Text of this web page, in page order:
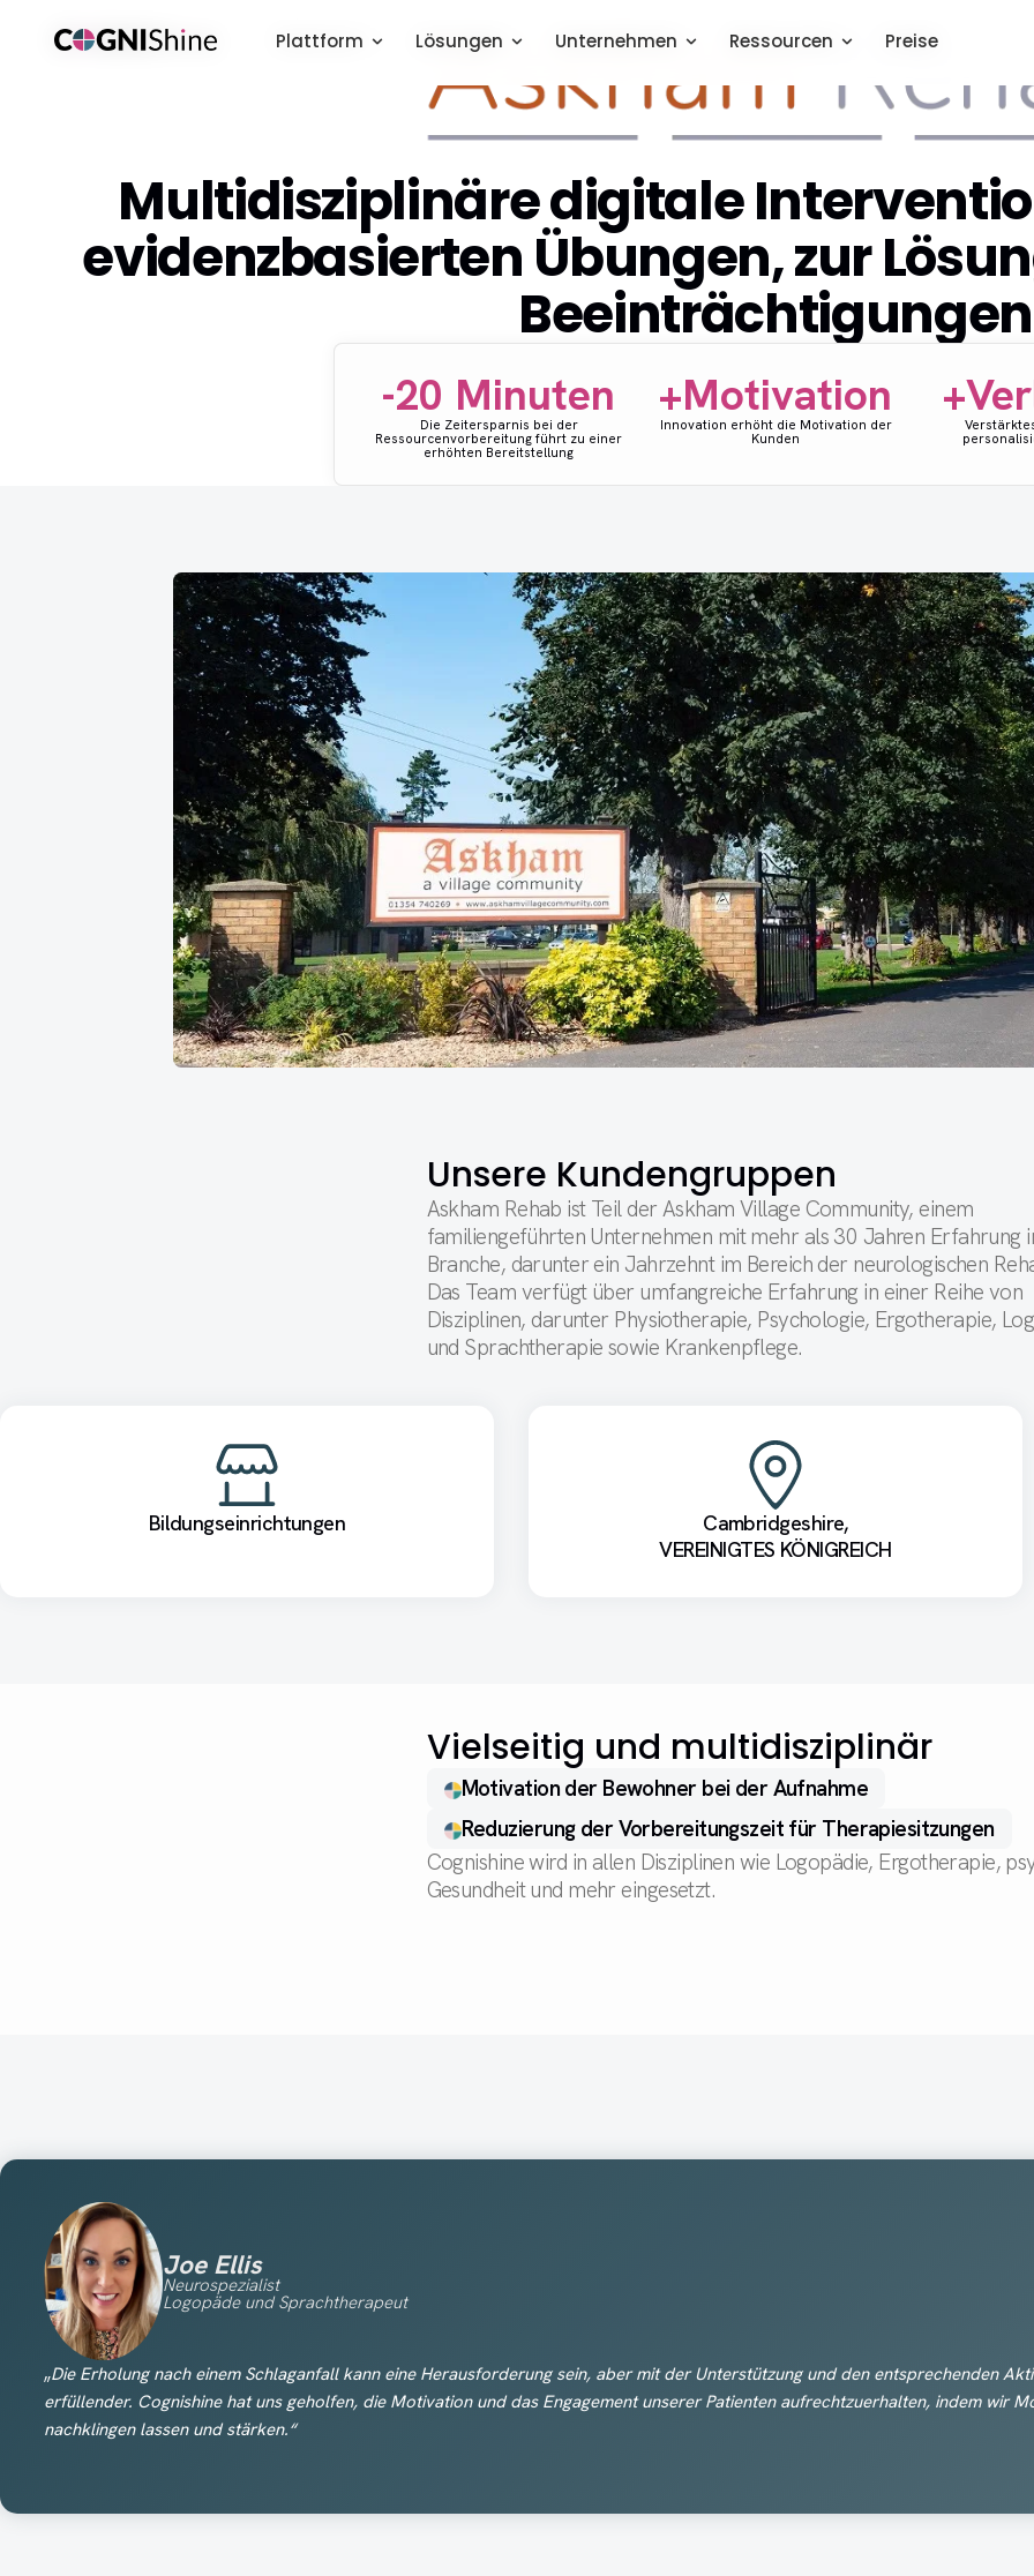
Plattform Lösungen Unternehmen Ressourcen Preise
Multidisziplinäre digitale
evidenzbasierten Übungen, zur
Beeinträchtigungen
-20 Minuten
Die Zeitersparnis bei der
Ressourcenvorbereitung führt zu einer
erhöhten Bereitstellung
+Motivation
Innovation erhöht die Motivation der
Kunden
Unsere Kundengruppen
Askham Rehab ist Teil der Askham Village Community, einem
familiengeführten Unternehmen mit mehr als 30 Jahren Erfahrung
Branche, darunter ein Jahrzehnt im Bereich der neurologischen
Das Team verfügt über umfangreiche Erfahrung in einer Reihe von
Disziplinen, darunter Physiotherapie, Psychologie, Ergotherapie,
und Sprachtherapie sowie Krankenpflege.
Bildungseinrichtungen
Cambridgeshire,
VEREINIGTES KÖNIGREICH
Vielseitig und multidisziplinär
Motivation der Bewohner bei der Aufnahme
Reduzierung der Vorbereitungszeit für Therapiesitzungen
Cognishine wird in allen Disziplinen wie Logopädie, Ergotherapie,
Gesundheit und mehr eingesetzt.
Joe Ellis
Neurospezialist
Logopäde und Sprachtherapeut
„Die Erholung nach einem Schlaganfall kann eine Herausforderung sein, aber mit der Unterstützung und den entsprechenden
erfüllender. Cognishine hat uns geholfen, die Motivation und das Engagement unserer Patienten aufrechtzuerhalten, indem wir
nachklingen lassen und stärken.“
Plattform Lösungen Unternehmen Ressourcen Preise